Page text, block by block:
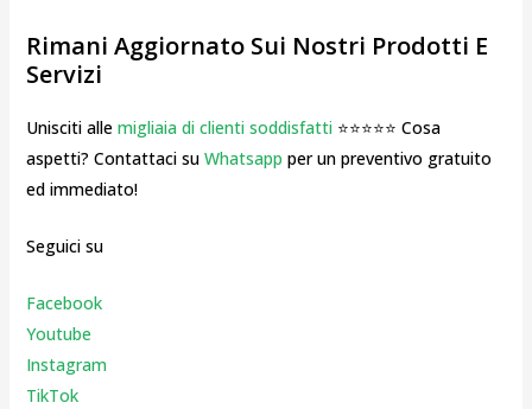
Rimani Aggiornato Sui Nostri Prodotti E
Servizi
Unisciti alle migliaia di clienti soddisfatti⭐⭐⭐⭐⭐ Cosa
aspetti? Contattaci su Whatsapp per un preventivo gratuito
ed immediato!
Seguici su
Facebook
Youtube
Instagram
TikTok